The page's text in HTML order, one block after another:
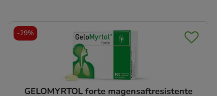
GELOMYRTOL forte magensaftresistente
-29%